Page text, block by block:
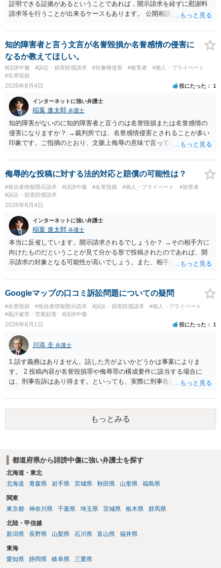
証明できる証拠があるということであれば，開示請求を経ずに慰謝料
請求等を行うことが出来るケースもあります。 公開相談の場では回答
に個別に相談されると良いでしょう。
知的障害者と言う文言が名誉毀損か名誉感情の侵害に
なるか教えてほしい。
#誹謗中傷 #訴訟・損害賠償請求 #肖像権侵害 #被害者
#個人・プライベート
#名誉毀損
2026年8月4日 役にたった 1
インターネットに強い弁護士
稲葉 進太郎 弁護士
知的障害がないのに知的障害者と言うのは名誉毀損または名誉感情の
侵害になりますか？ →裁判所では、名誉感情侵害とされることが多い
印象です。ご指摘のとおり、文脈上侮辱の意味で言っている点も加味
侮辱的な投稿に対する法的対応と賠償の可能性は？
#発信者情報開示請求 #誹謗中傷 #名誉毀損 #個人・プライベート
#加害者
#訴訟・損害賠償請求
2026年8月4日
インターネットに強い弁護士
稲葉 進太郎 弁護士
本当に反省しています。開示請求されるでしょうか？ →その相手方に
向けたものだということが見て分かる形で投稿されたのであれば、開
示請求の対象となる可能性が高いでしょう。また、相手方の投稿した
と存じます。発信者情報開示請求が進むと、投稿に使った回線の契約
者のところに、意見照会がなされます。アカウント情報開示の場合
は、アカウントの登録メールに意見照会がなされます。 また、された
場合賠償金はいくらでしょうか。 →ケースバイケースであり、数万円
から１００万単位まで様々でしょう。裁判外であれば交渉して相手方
Googleマップの口コミ訴訟問題についての疑問
#名誉毀損 #発信者情報開示請求 #訴訟・損害賠償請求
#個人・プライベート
#風評被害・営業妨害
#誹謗中傷
2026年8月1日 役にたった 1
川添 圭 弁護士
1.話す義務はありません。話した方がよいかどうかは事案によりま
す。 2.投稿内容が名誉毀損罪や侮辱罪の構成要件に該当する場合に
は、刑事告訴はあり得ます。といっても、実際に刑事告訴に動くかど
です。Googleは電話番号の開示請求もできることが多いので、少しで
も特定可能になるよう、複数ルートで開示請求が行われることが多い
です。さらにいえば、利用者からの口コミ投稿の場合、開示請求者は
ある程度対象者を特定できている（ただし証拠による裏付けか必要な
もっとみる
都道府県から誹謗中傷に強い弁護士を探す
北海道・東北
北海道
青森県 岩手県 宮城県 秋田県 山形県 福島県
関東
東京都
神奈川県 千葉県 埼玉県 茨城県 栃木県 群馬県
北陸・甲信越
新潟県
長野県 山梨県 石川県 富山県 福井県
東海
愛知県
静岡県 岐阜県 三重県